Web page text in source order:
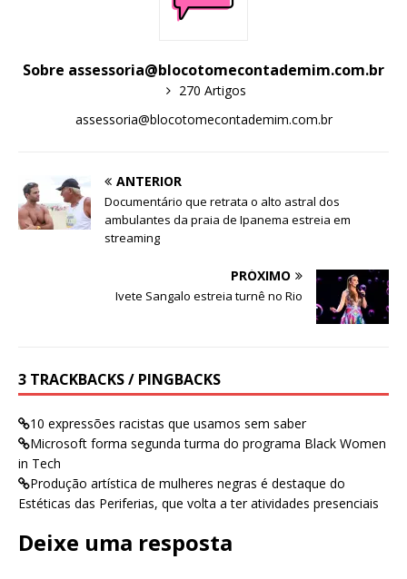
Sobre assessoria@blocotomecontademim.com.br
270 Artigos
assessoria@blocotomecontademim.com.br
ANTERIOR
Documentário que retrata o alto astral dos
ambulantes da praia de Ipanema estreia em
streaming
PRÓXIMO
Ivete Sangalo estreia turnê no Rio
3 TRACKBACKS / PINGBACKS
10 expressões racistas que usamos sem saber
Microsoft forma segunda turma do programa Black Women
in Tech
Produção artística de mulheres negras é destaque do
Estéticas das Periferias, que volta a ter atividades presenciais
Deixe uma resposta